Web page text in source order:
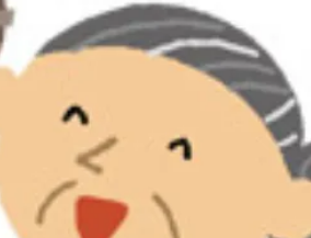
ゲーム・サービス開発
チャレンジ